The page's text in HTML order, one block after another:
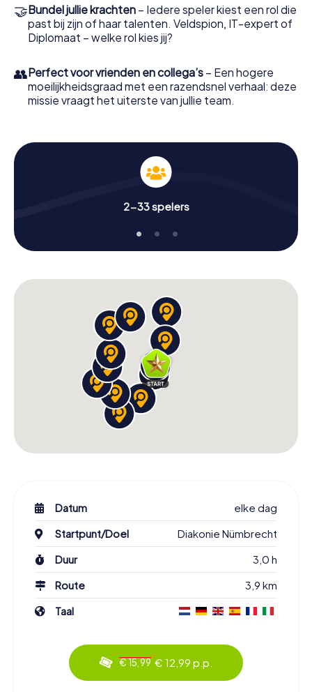
🤝Bundel jullie krachten – Iedere speler kiest een rol die
past bij zijn of haar talenten. Veldspion, IT-expert of
Diplomaat – welke rol kies jij?
👥Perfect voor vrienden en collega’s – Een hogere
moeilijkheidsgraad met een razendsnel verhaal: deze
missie vraagt het uiterste van jullie team.
2-33 spelers
Datum
elke dag
Startpunt/Doel
Diakonie Nümbrecht
Duur
3,0 h
Route
3,9 km
Taal
€ 15,99 € 12,99 p.p.